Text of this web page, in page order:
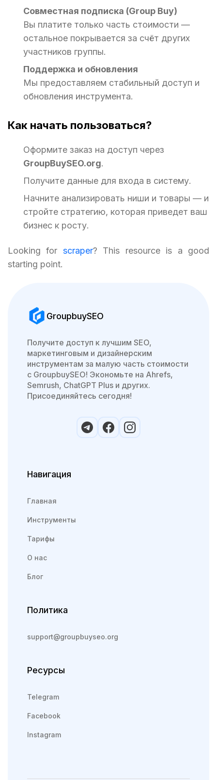
Совместная подписка (Group Buy)
Вы платите только часть стоимости —
остальное покрывается за счёт других
участников группы.
Поддержка и обновления
Мы предоставляем стабильный доступ и
обновления инструмента.
Как начать пользоваться?
Оформите заказ на доступ через
GroupBuySEO.org.
Получите данные для входа в систему.
Начните анализировать ниши и товары — и
стройте стратегию, которая приведет ваш
бизнес к росту.
Looking for scraper? This resource is a good
starting point.
GroupbuySEO
Получите доступ к лучшим SEO,
маркетинговым и дизайнерским
инструментам за малую часть стоимости
с GroupbuySEO! Экономьте на Ahrefs,
Semrush, ChatGPT Plus и других.
Присоединяйтесь сегодня!
Навигация
Главная
Инструменты
Тарифы
О нас
Блог
Политика
support@groupbuyseo.org
Ресурсы
Telegram
Facebook
Instagram